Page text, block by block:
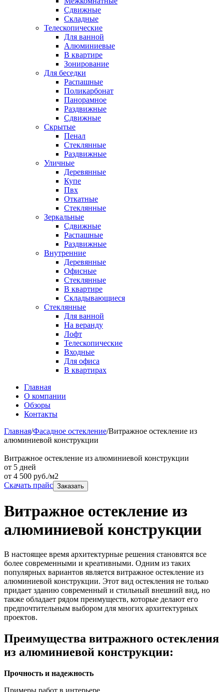
Сдвижные
Складные
Телескопические
Для ванной
Алюминиевые
В квартире
Зонирование
Для беседки
Распашные
Поликарбонат
Панорамное
Раздвижные
Сдвижные
Скрытые
Пенал
Стеклянные
Раздвижные
Уличные
Деревянные
Купе
Пвх
Откатные
Стеклянные
Зеркальные
Сдвижные
Распашные
Раздвижные
Внутренние
Деревянные
Офисные
Стеклянные
В квартире
Складывающиеся
Стеклянные
Для ванной
На веранду
Лофт
Телескопические
Входные
Для офиса
В квартирах
Главная
О компании
Обзоры
Контакты
Главная/Фасадное остекление/Витражное остекление из
алюминиевой конструкции
Витражное остекление из алюминиевой конструкции
от 5 дней
от 4 500 руб./м2
Скачать прайс Заказать
Витражное остекление из
алюминиевой конструкции
В настоящее время архитектурные решения становятся все
более современными и креативными. Одним из таких
популярных вариантов является витражное остекление из
алюминиевой конструкции. Этот вид остекления не только
придает зданию современный и стильный внешний вид, но
также обладает рядом преимуществ, которые делают его
предпочтительным выбором для многих архитектурных
проектов.
Преимущества витражного остекления
из алюминиевой конструкции:
Прочность и надежность
Примеры работ в интерьере